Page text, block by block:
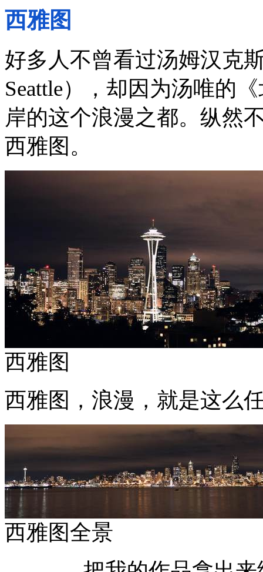
西雅图
好多人不曾看过汤姆汉克
Seattle），却因为汤唯的
岸的这个浪漫之都。纵然
西雅图。
西雅图
西雅图，浪漫，就是这么
西雅图全景